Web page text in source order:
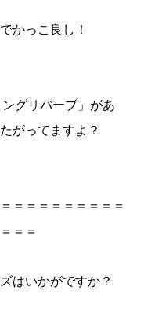
かっこ良し！
グリバーブ」があ
がってますよ？
＝＝＝＝＝＝＝＝＝
＝＝
はいかがですか？